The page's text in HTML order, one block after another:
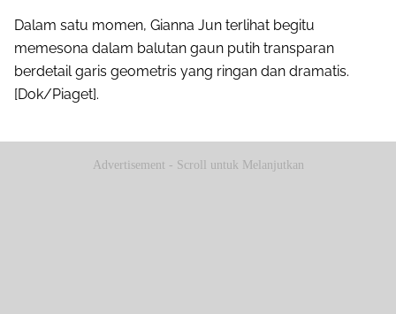
Dalam satu momen, Gianna Jun terlihat begitu
memesona dalam balutan gaun putih transparan
berdetail garis geometris yang ringan dan dramatis.
[Dok/Piaget].
Advertisement - Scroll untuk Melanjutkan